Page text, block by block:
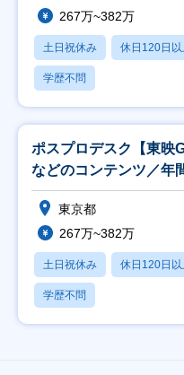
267万~382万
土日祝休み 休日120日以
学歴不問
ポスプロデスク【東映
などのコンテンツ／年
所内】
東京都
267万~382万
土日祝休み 休日120日以
学歴不問